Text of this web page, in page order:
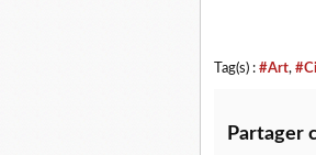
Tag(s) : #Art,
Partager